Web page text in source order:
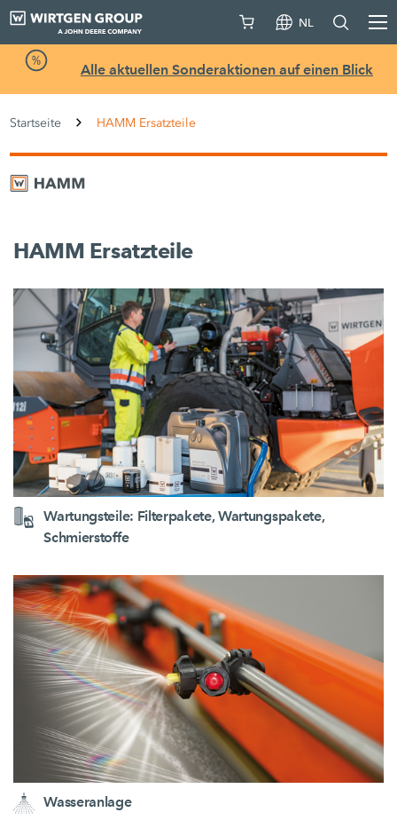
NL
Alle aktuellen Sonderaktionen auf einen Blick
Startseite HAMM Ersatzteile
HAMM Ersatzteile
Wartungsteile: Filterpakete, Wartungspakete,
Schmierstoffe
Wasseranlage